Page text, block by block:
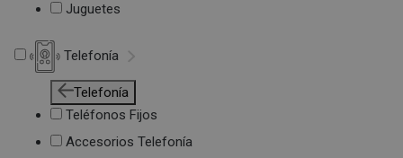
Juguetes
Telefonía
Telefonía
Teléfonos Fijos
Accesorios Telefonía